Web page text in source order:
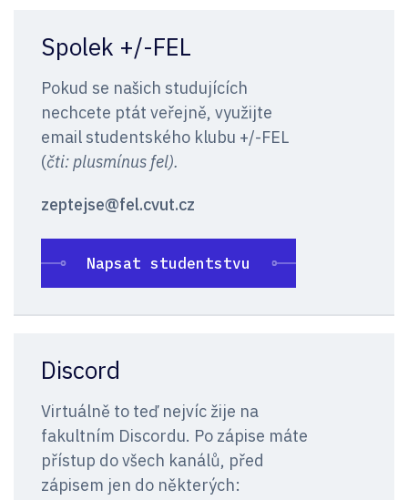
Spolek +/-FEL
Pokud se našich studujících
nechcete ptát veřejně, využijte
email studentského klubu +/-FEL
(čti: plusmínus fel).
zeptejse@fel.cvut.cz
Napsat studentstvu
Discord
Virtuálně to teď nejvíc žije na
fakultním Discordu. Po zápise máte
přístup do všech kanálů, před
zápisem jen do některých: